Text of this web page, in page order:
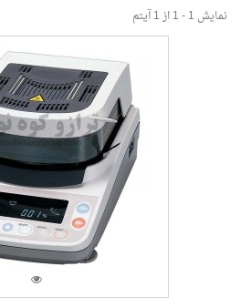
نمایش 1 - 1 از 1 آیتم